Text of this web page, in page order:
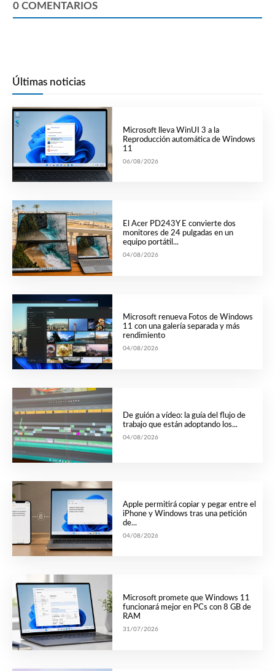
0 COMENTARIOS
Últimas noticias
Microsoft lleva WinUI 3 a la
Reproducción automática de Windows
11
06/08/2026
El Acer PD243Y E convierte dos
monitores de 24 pulgadas en un
equipo portátil...
04/08/2026
Microsoft renueva Fotos de Windows
11 con una galería separada y más
rendimiento
04/08/2026
De guión a vídeo: la guía del flujo de
trabajo que están adoptando los...
04/08/2026
Apple permitirá copiar y pegar entre el
iPhone y Windows tras una petición
de...
04/08/2026
Microsoft promete que Windows 11
funcionará mejor en PCs con 8 GB de
RAM
31/07/2026